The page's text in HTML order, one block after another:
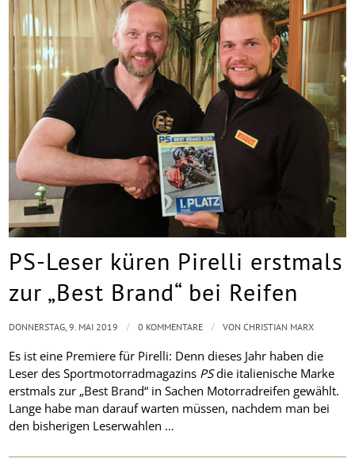
PS-Leser küren Pirelli erstmals
zur „Best Brand“ bei Reifen
Es ist eine Premiere für Pirelli: Denn dieses Jahr haben die
Leser des Sportmotorradmagazins PSdie italienische Marke
erstmals zur „Best Brand“ in Sachen Motorradreifen gewählt.
Lange habe man darauf warten müssen, nachdem man bei
den bisherigen Leserwahlen …
DONNERSTAG, 9. MAI 2019 / 0 KOMMENTARE / VONCHRISTIAN MARX